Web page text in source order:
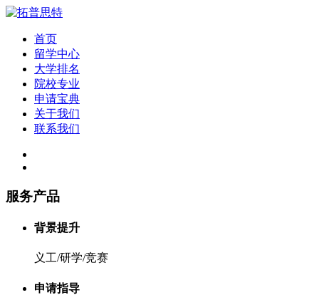
首页
留学中心
大学排名
院校专业
申请宝典
关于我们
联系我们
服务产品
背景提升
义工/研学/竞赛
申请指导